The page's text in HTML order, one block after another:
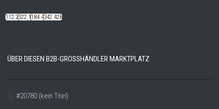
112.22k522.14k184.48k342.42k
ÜBER DIESEN B2B-GROSSHÄNDLER MARKTPLATZ
#20780 (kein Titel)